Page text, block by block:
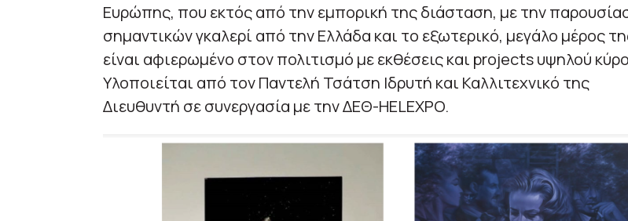
Ευρώπης, που εκτός από την εμπορική της διάσταση, με την
σημαντικών γκαλερί από την Ελλάδα και το εξωτερικό, μεγάλο μέρος
είναι αφιερωμένο στον πολιτισμό με εκθέσεις και projects υψηλού
Υλοποιείται από τον Παντελή Τσάτση Ιδρυτή και Καλλιτεχνικό της
Διευθυντή σε συνεργασία με την ΔΕΘ-HELEXPO.